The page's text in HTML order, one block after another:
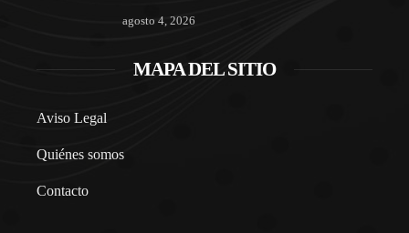
agosto 4, 2026
MAPA DEL SITIO
Aviso Legal
Quiénes somos
Contacto